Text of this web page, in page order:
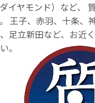
イヤモンド）など、
王子、赤羽、十条、
足立新田など、お近
。